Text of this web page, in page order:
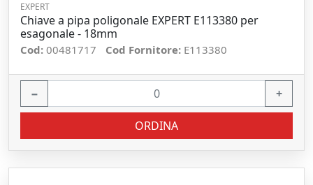
EXPERT
Chiave a pipa poligonale EXPERT E113380 per
esagonale - 18mm
Cod: 00481717 Cod Fornitore: E113380
− +
ORDINA